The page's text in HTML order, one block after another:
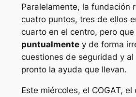
Paralelamente, la fundación
cuatro puntos, tres de ellos
cuarto en el centro, pero que
puntualmentey de forma
cuestiones de seguridad y al
pronto la ayuda que llevan.
Este miércoles, el COGAT, el